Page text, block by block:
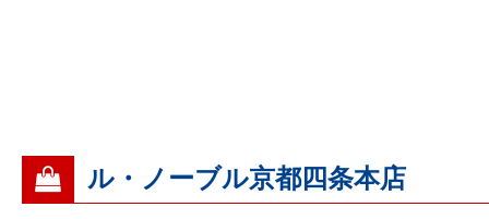
ル・ノーブル京都四条本店